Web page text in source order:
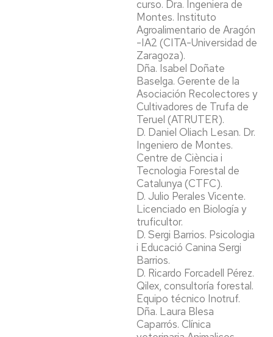
curso. Dra. Ingeniera de
Montes. Instituto
Agroalimentario de Aragón
-IA2 (CITA-Universidad de
Zaragoza).
Dña. Isabel Doñate
Baselga. Gerente de la
Asociación Recolectores y
Cultivadores de Trufa de
Teruel (ATRUTER).
D. Daniel Oliach Lesan. Dr.
Ingeniero de Montes.
Centre de Ciència i
Tecnologia Forestal de
Catalunya (CTFC).
D. Julio Perales Vicente.
Licenciado en Biología y
truficultor.
D. Sergi Barrios. Psicologia
i Educació Canina Sergi
Barrios.
D. Ricardo Forcadell Pérez.
Qilex, consultoría forestal.
Equipo técnico Inotruf.
Dña. Laura Blesa
Caparrós. Clínica